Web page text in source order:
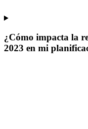
¿Cómo impacta la
2023 en mi